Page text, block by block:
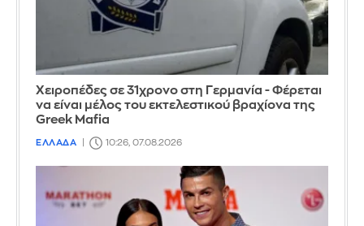
Χειροπέδες σε 31χρονο στη Γερμανία - Φέρεται
να είναι μέλος του εκτελεστικού βραχίονα της
Greek Mafia
ΕΛΛΑΔΑ 10:26, 07.08.2026